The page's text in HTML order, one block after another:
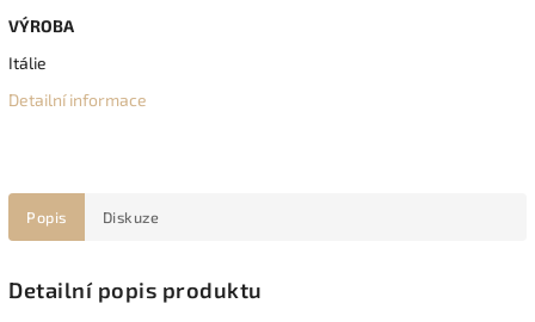
VÝROBA
Itálie
Detailní informace
Popis Diskuze
Detailní popis produktu